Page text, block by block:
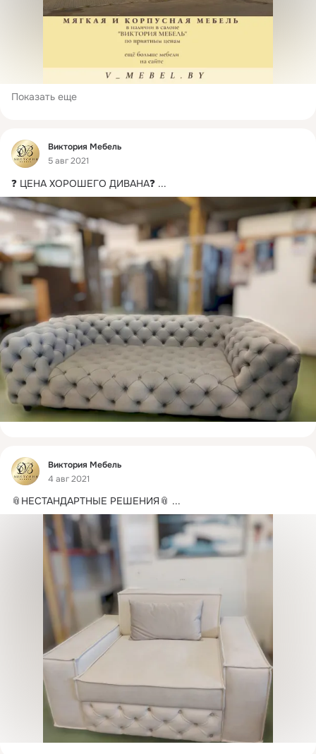
Показать еще
Фид
Виктория Мебель
5 авг 2021
❓ ЦЕНА ХОРОШЕГО ДИВАНА❓ ...
Фид
Виктория Мебель
4 авг 2021
📎НЕСТАНДАРТНЫЕ РЕШЕНИЯ📎 ...